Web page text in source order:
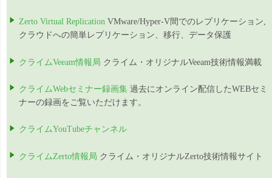
Zerto Virtual Replication VMware/Hyper-V間でのレプリケーション,
クラウドへの簡単レプリケーション、移行、データ保護
クライムVeeam情報局 クライム・オリジナルVeeam技術情報満載
クライムWebセミナー録画集 過去にオンライン配信したWEBセミ
ナーの録画をご覧いただけます。
クライムYouTubeチャンネル
クライムZerto情報局 クライム・オリジナルZerto技術情報サイト